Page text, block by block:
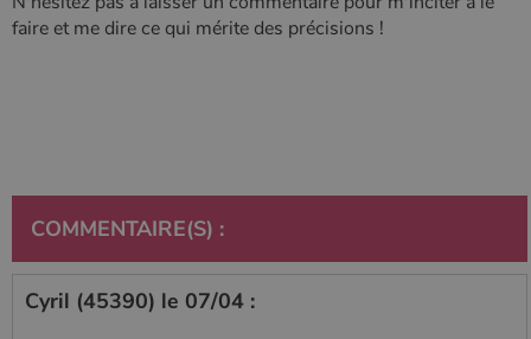
faire et me dire ce qui mérite des précisions !
COMMENTAIRE(S) :
Cyril (45390) le 07/04 :